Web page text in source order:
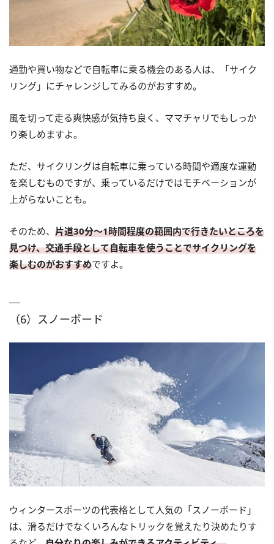
通勤や買い物などで自転車に乗る機会のある人は、「サイク
リング」にチャレンジしてみるのがおすすめ。
風を切って走る爽快感が気持ち良く、ママチャリでもしっか
り楽しめますよ。
ただ、サイクリングは自転車に乗っている時間や適度な運動
を楽しむものですが、乗っているだけではモチベーションが
上がらないことも。
そのため、 片道30分～1時間程度の範囲内で行きたいところを
見つけ、交通手段として自転車を使うことでサイクリングを
楽しむのがおすすめですよ。
（6）スノーボード
ウィンタースポーツの代表格として人気の「スノーボード」
は、滑るだけでなくいろんなトリックを覚えたり決めたりす